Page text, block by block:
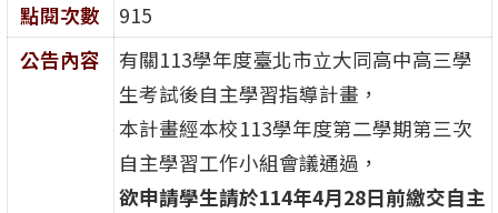
點閱次數
915
公告內容
有關113學年度臺北市立大同高中高三學
生考試後自主學習指導計畫，
本計畫經本校113學年度第二學期第三次
自主學習工作小組會議通過，
欲申請學生請於114年4月28日前繳交自主